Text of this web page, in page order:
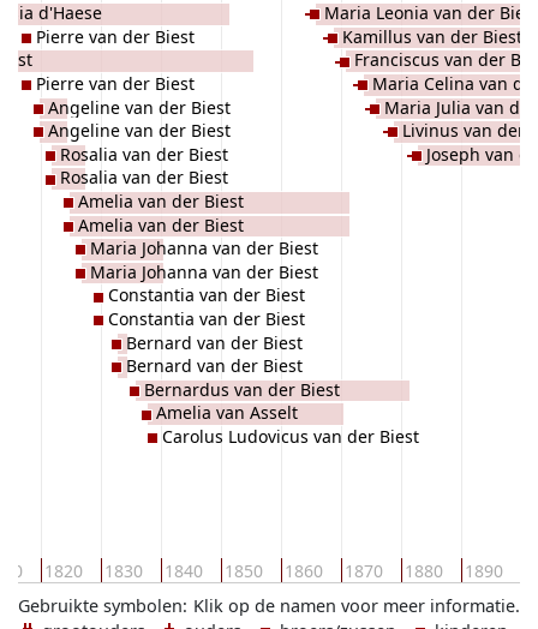
1820 1830 1840 1850 1860 1870 1880 1890
d'Haese
Pierre van der Biest
Pierre van der Biest
Angeline van der Biest
Angeline van der Biest
Rosalia van der Biest
Rosalia van der Biest
Amelia van der Biest
Amelia van der Biest
Maria Johanna van der Biest
Maria Johanna van der Biest
Constantia van der Biest
Constantia van der Biest
Bernard van der Biest
Bernard van der Biest
Bernardus van der Biest
Amelia van Asselt
Carolus Ludovicus van der Biest
Maria Leonia van der Biest
Kamillus van der Biest
Franciscus van der
Maria Celina van
Maria Julia van
Livinus van der
Joseph van
Klik op de namen voor meer informatie.
Gebruikte symbolen: